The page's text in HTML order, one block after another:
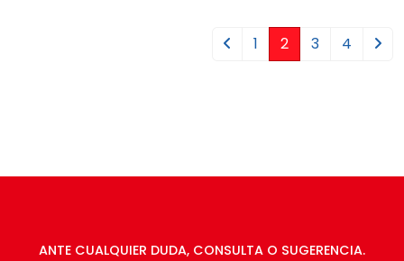
1 2 3 4
ANTE CUALQUIER DUDA, CONSULTA O SUGERENCIA.